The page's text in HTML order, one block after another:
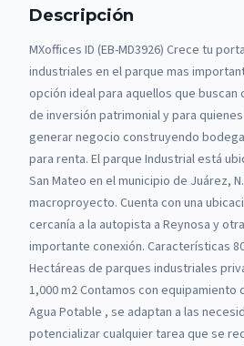
Descripción
MXoffices ID (EB-MD3926) Crece tu
industriales en el parque mas
opción ideal para aquellos que
de inversión patrimonial y para
generar negocio construyendo
para renta. El parque Industrial está
San Mateo en el municipio de Juárez,
macroproyecto. Cuenta con una
cercanía a la autopista a Reynosa y
importante conexión. Características
Hectáreas de parques industriales
1,000 m2 Contamos con equipamiento
Agua Potable , se adaptan a las
potencializar cualquier tarea que se